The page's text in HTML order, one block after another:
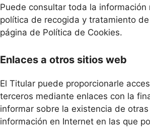
Puede consultar toda la información
política de recogida y tratamiento
página de Política de Cookies.
Enlaces a otros sitios web
El Titular puede proporcionarle
terceros mediante enlaces con la
informar sobre la existencia de
información en Internet en las que